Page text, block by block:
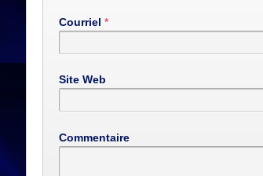
Courriel *
Site Web
Commentaire